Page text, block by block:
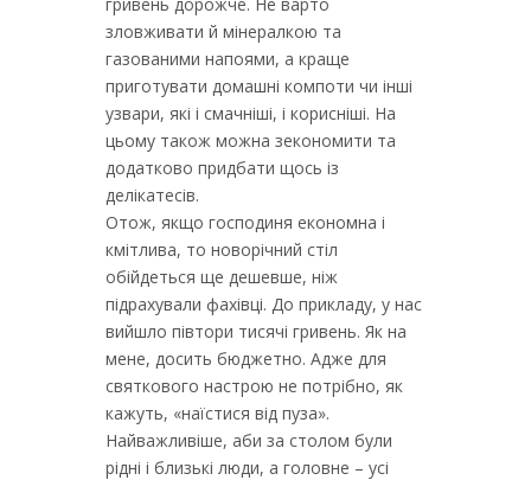
зловживати й мінералкою та
газованими напоями, а краще
приготувати домашні компоти чи інші
узвари, які і смачніші, і корисніші. На
цьому також можна зекономити та
додатково придбати щось із
делікатесів.
Отож, якщо господиня економна і
кмітлива, то новорічний стіл
обійдеться ще дешевше, ніж
підрахували фахівці. До прикладу, у нас
вийшло півтори тисячі гривень. Як на
мене, досить бюджетно. Адже для
святкового настрою не потрібно, як
кажуть, «наїстися від пуза».
Найважливіше, аби за столом були
рідні і близькі люди, а головне – усі